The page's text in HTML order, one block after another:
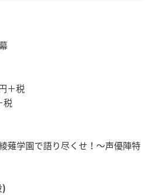
＋税
税
薙学園で語り尽くせ！～声優陣特
)